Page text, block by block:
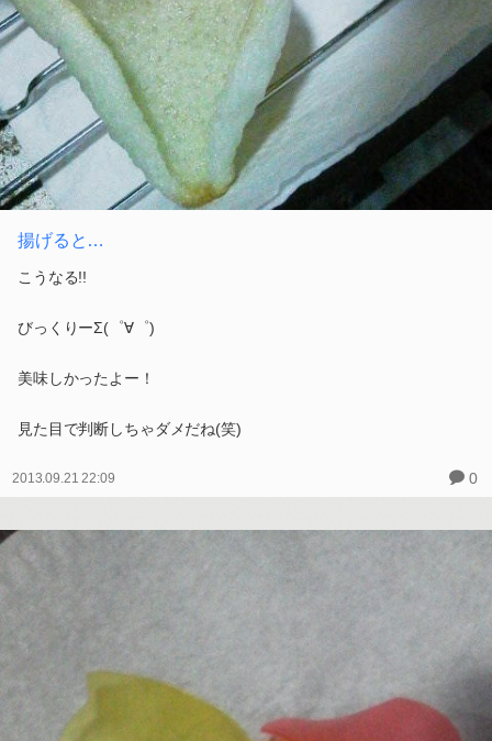
揚げると…
こうなる!!
びっくりーΣ(゜∀゜)
美味しかったよー！
見た目で判断しちゃダメだね(笑)
2013.09.21 22:09 0